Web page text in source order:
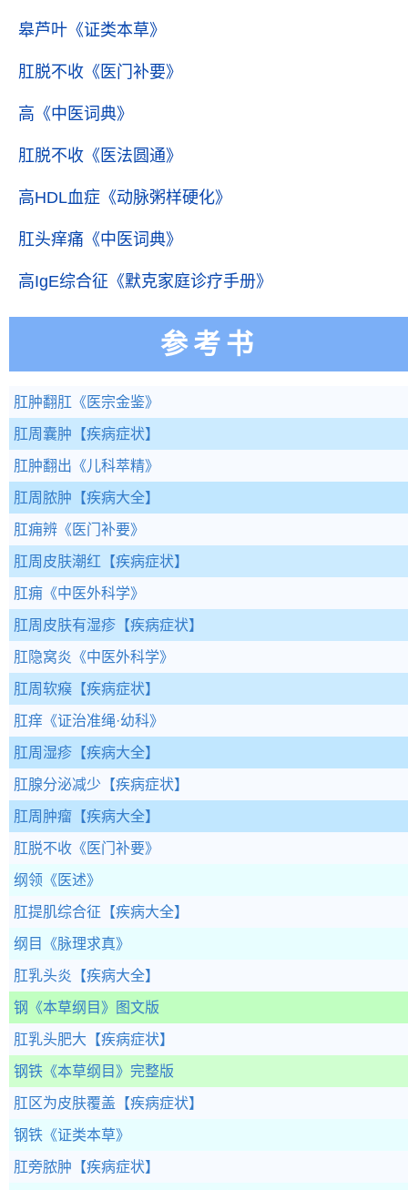
皋芦叶 《证类本草》
肛脱不收 《医门补要》
高 《中医词典》
肛脱不收 《医法圆通》
高HDL血症 《动脉粥样硬化》
肛头痒痛 《中医词典》
高IgE综合征 《默克家庭诊疗手册》
参考书
肛肿翻肛 《医宗金鉴》
肛周囊肿 【疾病症状】
肛肿翻出 《儿科萃精》
肛周脓肿 【疾病大全】
肛痈辨 《医门补要》
肛周皮肤潮红 【疾病症状】
肛痈 《中医外科学》
肛周皮肤有湿疹 【疾病症状】
肛隐窝炎 《中医外科学》
肛周软瘊 【疾病症状】
肛痒 《证治准绳·幼科》
肛周湿疹 【疾病大全】
肛腺分泌减少 【疾病症状】
肛周肿瘤 【疾病大全】
肛脱不收 《医门补要》
纲领 《医述》
肛提肌综合征 【疾病大全】
纲目 《脉理求真》
肛乳头炎 【疾病大全】
钢 《本草纲目》图文版
肛乳头肥大 【疾病症状】
钢铁 《本草纲目》完整版
肛区为皮肤覆盖 【疾病症状】
钢铁 《证类本草》
肛旁脓肿 【疾病症状】